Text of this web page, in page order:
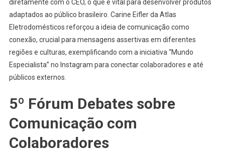
diretamente com o CEO, o que é vital para desenvolver produtos
adaptados ao público brasileiro. Carine Eifler da Atlas
Eletrodomésticos reforçou a ideia de comunicação como
conexão, crucial para mensagens assertivas em diferentes
regiões e culturas, exemplificando com a iniciativa “Mundo
Especialista” no Instagram para conectar colaboradores e até
públicos externos.
5º Fórum Debates sobre
Comunicação com
Colaboradores